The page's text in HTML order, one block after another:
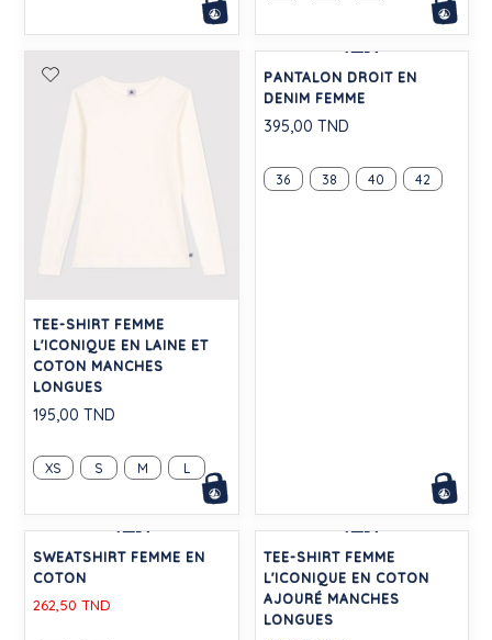
TEE-SHIRT FEMME
L'ICONIQUE EN LAINE ET
COTON MANCHES
LONGUES
195,00 TND
XS S M L
-30%